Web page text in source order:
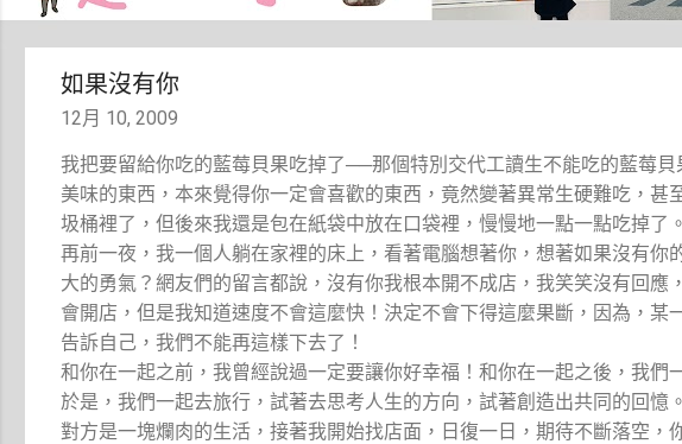
如果沒有你
12月 10, 2009
我把要留給你吃的藍莓貝果吃掉了──那個特別交代工讀生不能吃的藍莓
美味的東西，本來覺得你一定會喜歡的東西，竟然變著異常生硬難吃，
圾桶裡了，但後來我還是包在紙袋中放在口袋裡，慢慢地一點一點吃掉了。
再前一夜，我一個人躺在家裡的床上，看著電腦想著你，想著如果沒有
大的勇氣？網友們的留言都說，沒有你我根本開不成店，我笑笑沒有回
會開店，但是我知道速度不會這麼快！決定不會下得這麼果斷，因為，
告訴自己，我們不能再這樣下去了！
和你在一起之前，我曾經說過一定要讓你好幸福！和你在一起之後，我們
於是，我們一起去旅行，試著去思考人生的方向，試著創造出共同的回
對方是一塊爛肉的生活，接著我開始找店面，日復一日，期待不斷落空